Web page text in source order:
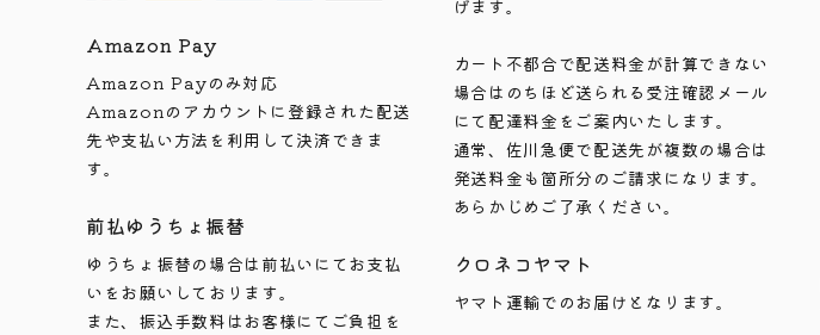
Amazon Pay
Amazon Payのみ対応
Amazonのアカウントに登録された配送
先や支払い方法を利用して決済できま
す。
前払ゆうちょ振替
ゆうちょ振替の場合は前払いにてお支払
いをお願いしております。
また、振込手数料はお客様にてご負担を
げます。
カート不都合で配送料金が計算できない
場合はのちほど送られる受注確認メール
にて配達料金をご案内いたします。
通常、佐川急便で配送先が複数の場合は
発送料金も箇所分のご請求になります。
あらかじめご了承ください。
クロネコヤマト
ヤマト運輸でのお届けとなります。